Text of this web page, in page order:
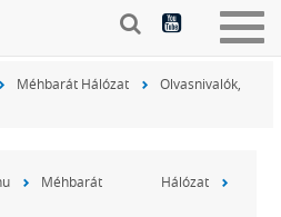
Méhbarát Hálózat
Olvasnivalók,
Méhbarát Hálózat